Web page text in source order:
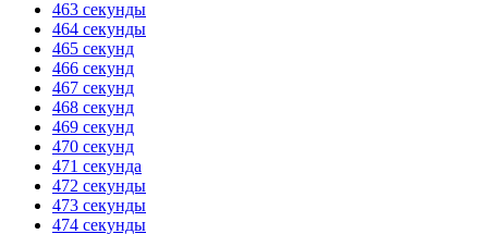
463 секунды
464 секунды
465 секунд
466 секунд
467 секунд
468 секунд
469 секунд
470 секунд
471 секунда
472 секунды
473 секунды
474 секунды